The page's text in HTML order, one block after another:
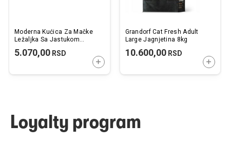
Moderna Kućica Za Mačke
Ležaljka Sa Jastukom
5.070,00 RSD
DODAJTE U KORPU
Grandorf Cat Fresh Adult
Large Jagnjetina 8kg
10.600,00RSD
Loyalty program